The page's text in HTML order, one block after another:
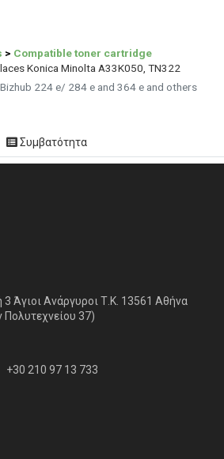
> Compatible toner cartridge
Konica Minolta A33K050, TN322
224 e/ 284 e and 364 e and others
Συμβατότητα
3 Άγιοι Ανάργυροι Τ.Κ. 13561 Αθήνα
37)
+30 210 97 13 733